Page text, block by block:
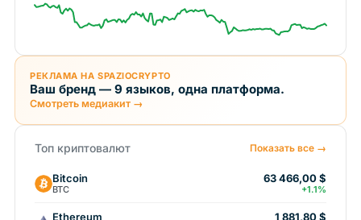
РЕКЛАМА НА SPAZIOCRYPTO
Ваш бренд — 9 языков, одна платформа.
Смотреть медиакит →
Топ криптовалют Показать все →
Bitcoin
BTC
63 466,00 $
+1.1%
Ethereum 1 881,80 $